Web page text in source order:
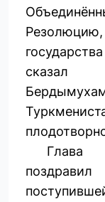
Резолюцию,
сказал
Глава